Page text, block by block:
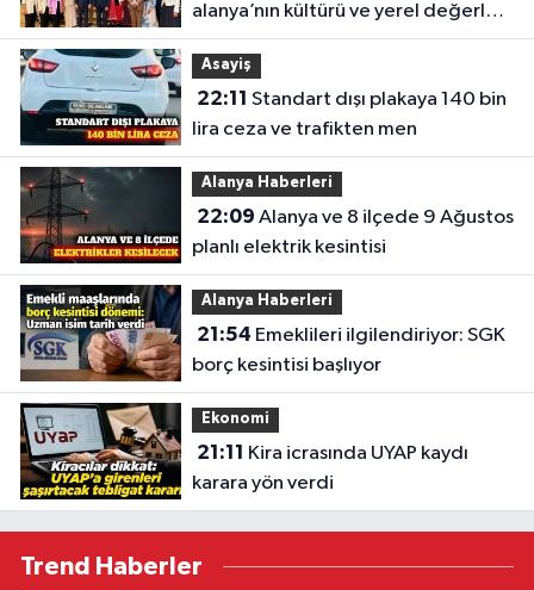
alanya’nın kültürü ve yerel değerleri
tanıtıldı
Asayiş
22:11
lira ceza ve trafikten men
Alanya Haberleri
22:09
planlı elektrik kesintisi
Alanya Haberleri
21:54
borç kesintisi başlıyor
Ekonomi
21:11
karara yön verdi
Trend Haberler